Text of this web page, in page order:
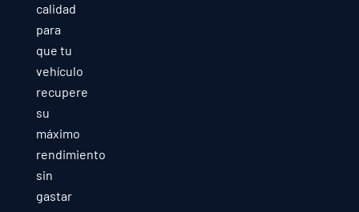
calidad
para
que tu
vehículo
recupere
su
máximo
rendimiento
sin
gastar